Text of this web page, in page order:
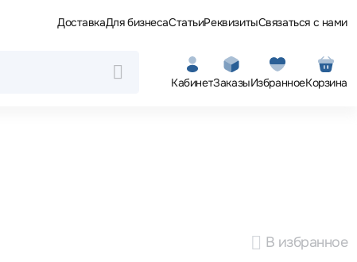
ДоставкаДля бизнесаСтатьиРеквизитыСвязаться с нами
КабинетЗаказыИзбранноеКорзина
В избранное